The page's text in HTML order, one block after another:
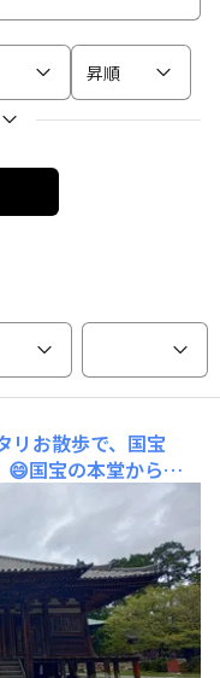
昇順
リお散歩で、国宝
😄国宝の本堂から階
。。😄😄😄本堂以